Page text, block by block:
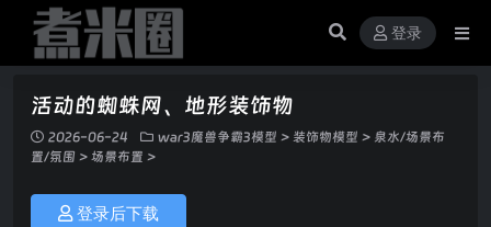
登录
活动的蜘蛛网、地形装饰物
2026-06-24 war3魔兽争霸3模型 > 装饰物模型 > 泉水/场景布
置/氛围 > 场景布置 >
登录后下载